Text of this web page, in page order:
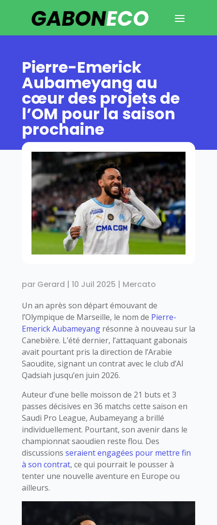
Pierre-Emerick
Aubameyang au
cœur des projets de
l’OM pour la saison
prochaine
par Gerard | 10 Juil 2025 | Mercato
Un an après son départ émouvant de
l’Olympique de Marseille, le nom de Pierre-
Emerick Aubameyangrésonne à nouveau sur la
Canebière. L’été dernier, l’attaquant gabonais
avait pourtant pris la direction de l’Arabie
Saoudite, signant un contrat avec le club d’Al
Qadsiah jusqu’en juin 2026.
Auteur d’une belle moisson de 21 buts et 3
passes décisives en 36 matchs cette saison en
Saudi Pro League, Aubameyang a brillé
individuellement. Pourtant, son avenir dans le
championnat saoudien reste flou. Des
discussions seraient engagées pour mettre fin
à son contrat, ce qui pourrait le pousser à
tenter une nouvelle aventure en Europe ou
ailleurs.